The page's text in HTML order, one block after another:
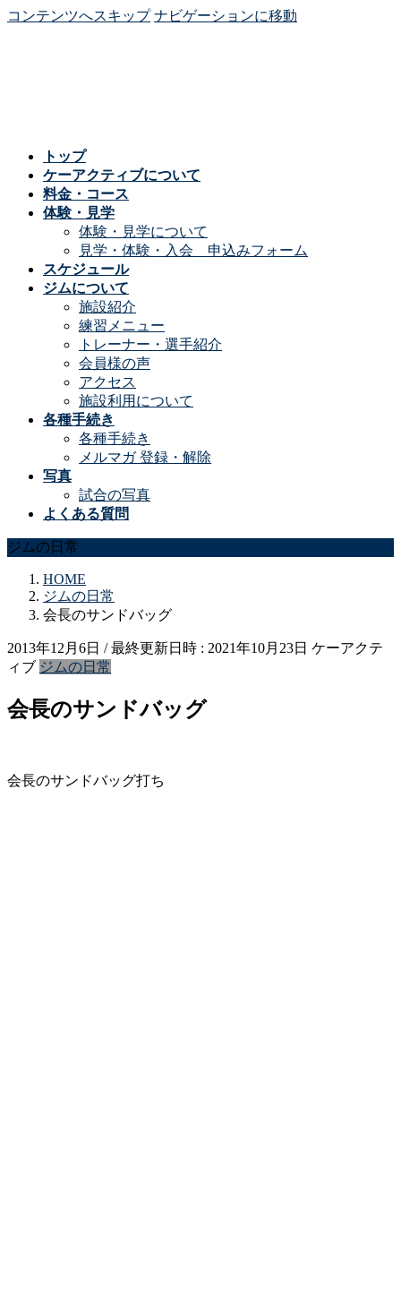
コンテンツへスキップ ナビゲーションに移動
トップ
ケーアクティブについて
料金・コース
体験・見学
体験・見学について
見学・体験・入会 申込みフォーム
スケジュール
ジムについて
施設紹介
練習メニュー
トレーナー・選手紹介
会員様の声
アクセス
施設利用について
各種手続き
各種手続き
メルマガ 登録・解除
写真
試合の写真
よくある質問
ジムの日常
HOME
ジムの日常
会長のサンドバッグ
2013年12月6日 / 最終更新日時 : 2021年10月23日 ケーアクテ
ィブ ジムの日常
会長のサンドバッグ
会長のサンドバッグ打ち